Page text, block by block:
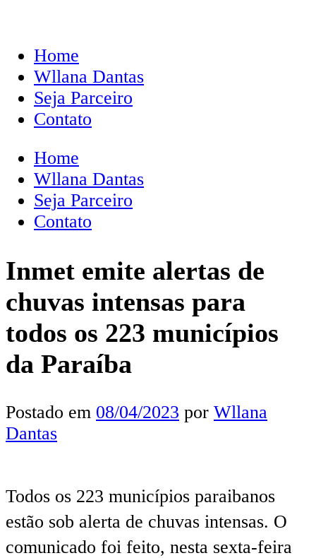
Home
Wllana Dantas
Seja Parceiro
Contato
Home
Wllana Dantas
Seja Parceiro
Contato
Inmet emite alertas de
chuvas intensas para
todos os 223 municípios
da Paraíba
Postado em 08/04/2023 por Wllana
Dantas
Todos os 223 municípios paraibanos
estão sob alerta de chuvas intensas. O
comunicado foi feito, nesta sexta-feira